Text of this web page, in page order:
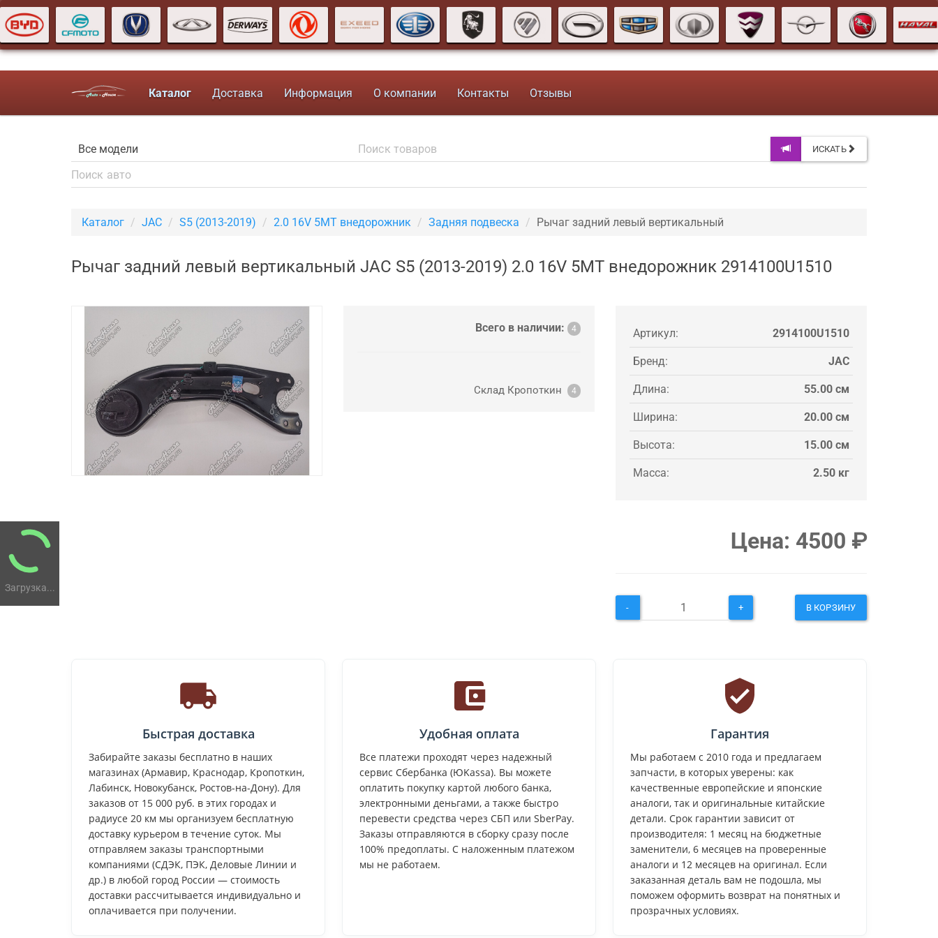
Загрузка...
Каталог Доставка Информация О компании Контакты Отзывы
ИСКАТЬ
Каталог JAC S5 (2013-2019) 2.0 16V 5MT внедорожник Задняя подвеска Рычаг задний левый вертикальный
Рычаг задний левый вертикальный JAC S5 (2013-2019) 2.0 16V 5MT внедорожник 2914100U1510
Всего в наличии: 4
Склад Кропоткин 4
Артикул: 2914100U1510
Бренд: JAC
Длина: 55.00 см
Ширина: 20.00 см
Высота: 15.00 см
Масса: 2.50 кг
Цена: 4500 ₽
- + В КОРЗИНУ
Быстрая доставка
Забирайте заказы бесплатно в наших
магазинах (Армавир, Краснодар, Кропоткин,
Лабинск, Новокубанск, Ростов-на-Дону). Для
заказов от 15 000 руб. в этих городах и
радиусе 20 км мы организуем бесплатную
доставку курьером в течение суток. Мы
отправляем заказы транспортными
компаниями (СДЭК, ПЭК, Деловые Линии и
др.) в любой город России — стоимость
доставки рассчитывается индивидуально и
оплачивается при получении.
Удобная оплата
Все платежи проходят через надежный
сервис Сбербанка (ЮKassa). Вы можете
оплатить покупку картой любого банка,
электронными деньгами, а также быстро
перевести средства через СБП или SberPay.
Заказы отправляются в сборку сразу после
100% предоплаты. С наложенным платежом
мы не работаем.
Гарантия
Мы работаем с 2010 года и предлагаем
запчасти, в которых уверены: как
качественные европейские и японские
аналоги, так и оригинальные китайские
детали. Срок гарантии зависит от
производителя: 1 месяц на бюджетные
заменители, 6 месяцев на проверенные
аналоги и 12 месяцев на оригинал. Если
заказанная деталь вам не подошла, мы
поможем оформить возврат на понятных и
прозрачных условиях.